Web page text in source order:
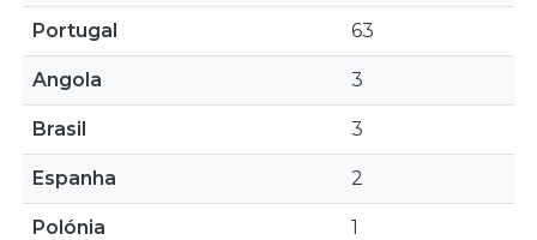
Portugal 63
Angola 3
Brasil 3
Espanha 2
Polónia 1